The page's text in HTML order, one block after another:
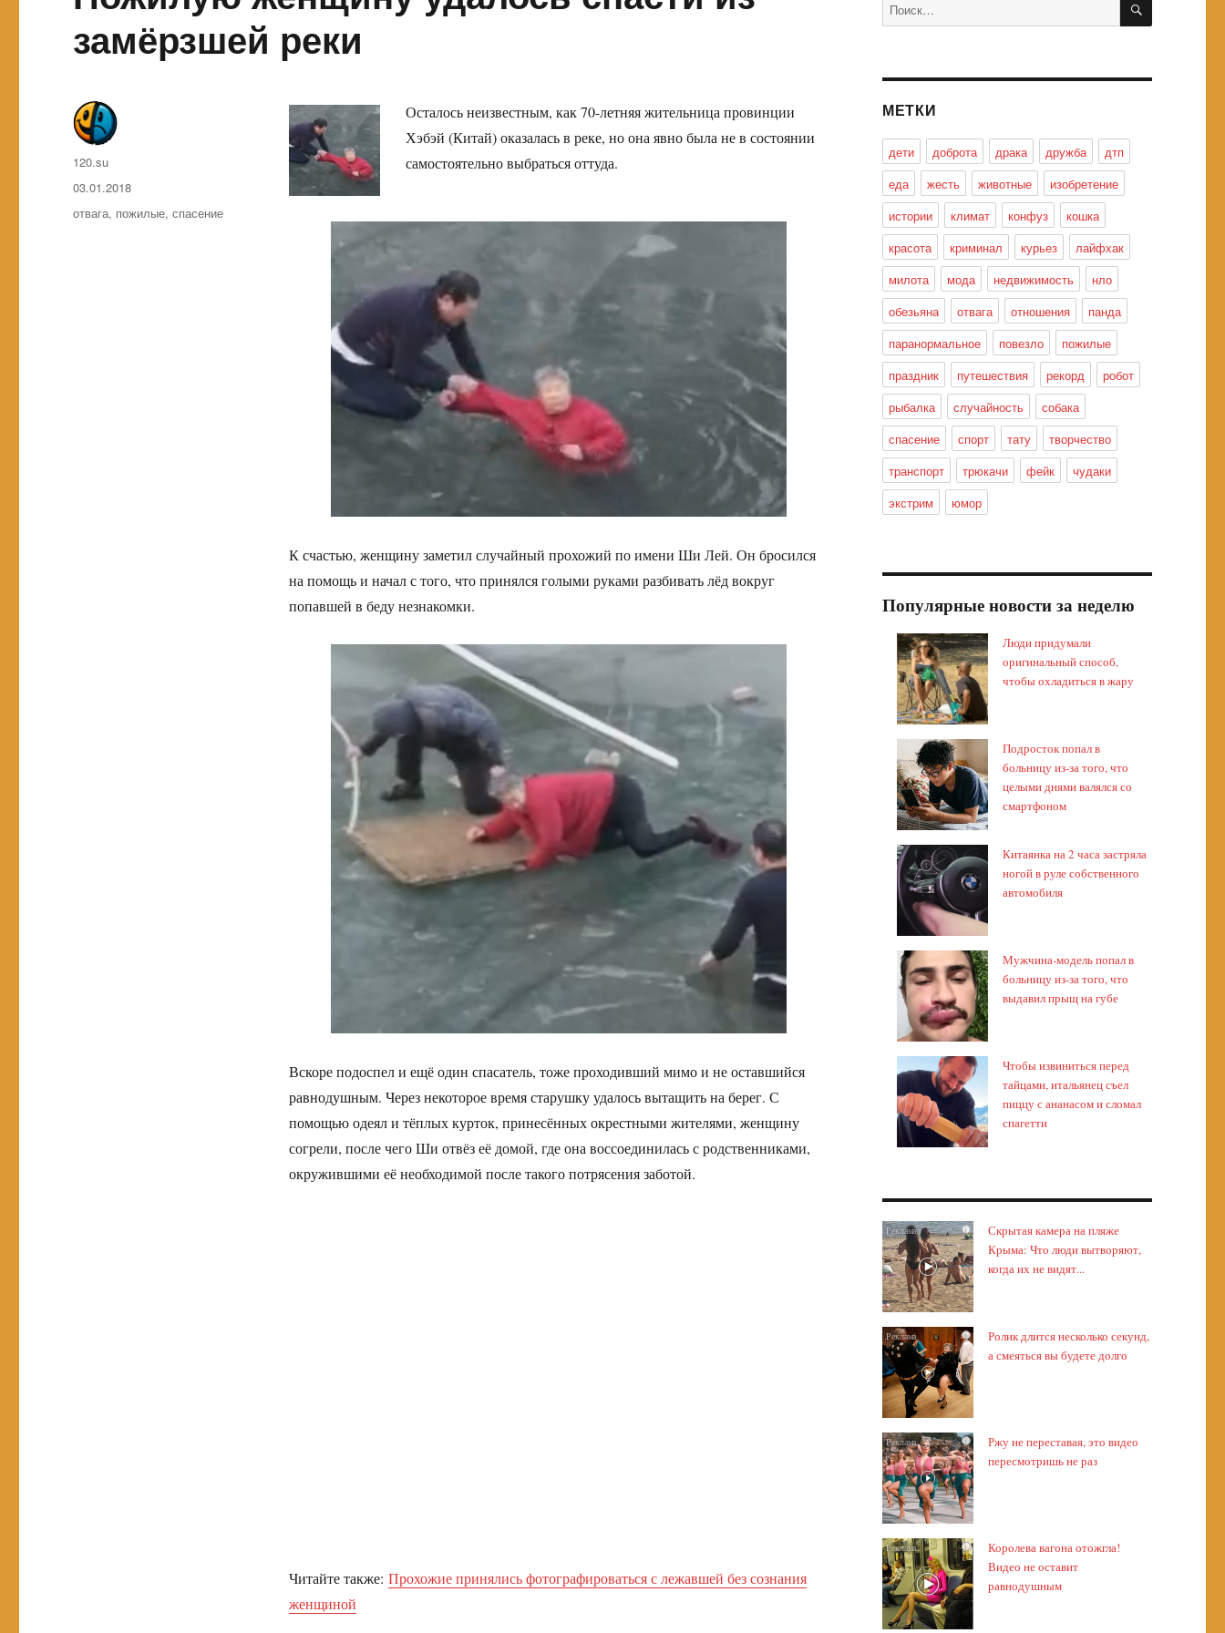
замёрзшей реки
Осталось неизвестным, как 70-летняя жительница провинции
Хэбэй (Китай) оказалась в реке, но она явно была не в состоянии
самостоятельно выбраться оттуда.
К счастью, женщину заметил случайный прохожий по имени Ши Лей. Он бросился
на помощь и начал с того, что принялся голыми руками разбивать лёд вокруг
попавшей в беду незнакомки.
Вскоре подоспел и ещё один спасатель, тоже проходивший мимо и не оставшийся
равнодушным. Через некоторое время старушку удалось вытащить на берег. С
помощью одеял и тёплых курток, принесённых окрестными жителями, женщину
согрели, после чего Ши отвёз её домой, где она воссоединилась с родственниками,
окружившими её необходимой после такого потрясения заботой.
Читайте также: Прохожие принялись фотографироваться с лежавшей без сознания
женщиной
Автор
120.su
Опубликовано
03.01.2018
Метки
отвага, пожилые,спасение
МЕТКИ
дети доброта драка дружба
дтп
еда
жесть животные
изобретение
истории
климат конфуз
кошка
красота
криминал курьез
лайфхак
милота
мода недвижимость
нло
обезьяна
отвага отношения
панда
паранормальное
повезло
пожилые
праздник
путешествия рекорд
робот
рыбалка
случайность
собака
спасение
спорт тату
творчество
транспорт
трюкачи фейк
чудаки
экстрим
юмор
Популярные новости за неделю
Люди придумали
оригинальный способ,
чтобы охладиться в жару
Подросток попал в
больницу из-за того, что
целыми днями валялся со
смартфоном
Китаянка на 2 часа застряла
ногой в руле собственного
автомобиля
Мужчина-модель попал в
больницу из-за того, что
выдавил прыщ на губе
Чтобы извиниться перед
тайцами, итальянец съел
пиццу с ананасом и сломал
спагетти
i
Скрытая камера на пляже
Крыма: Что люди вытворяют,
когда их не видят...
i
Ролик длится несколько секунд,
а смеяться вы будете долго
i
Ржу не переставая, это видео
пересмотришь не раз
i
Королева вагона отожгла!
Видео не оставит
равнодушным